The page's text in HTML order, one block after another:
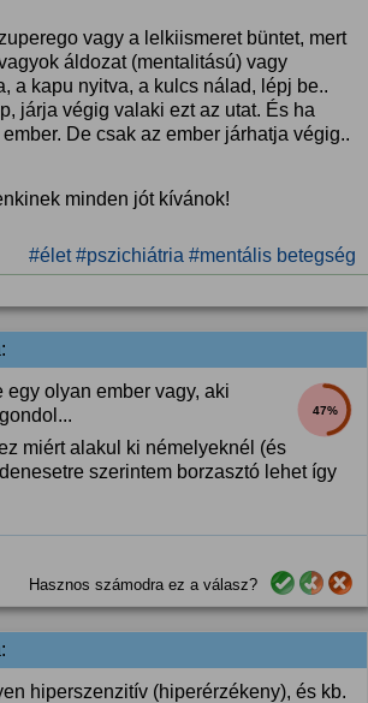
vagy a lelkiismeret büntet, mert
áldozat (mentalitású) vagy
a kapu nyitva, a kulcs nálad, lépj be..
járja végig valaki ezt az utat. És ha
De csak az ember járhatja végig..
minden jót kívánok!
#élet #pszichiátria #mentális betegség
47%
egy olyan ember vagy, aki
miért alakul ki némelyeknél (és
szerintem borzasztó lehet így
Hasznos számodra ez a válasz?
hiperszenzitív (hiperérzékeny), és kb.